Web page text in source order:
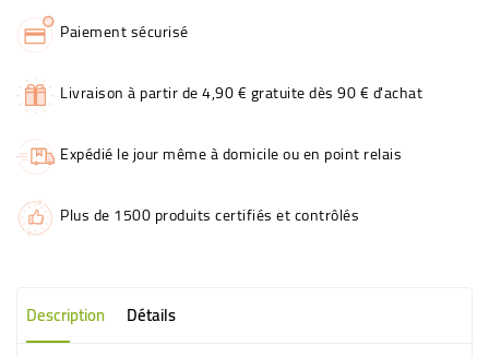
Paiement sécurisé
Livraison à partir de 4,90 € gratuite dès 90 € d'achat
Expédié le jour même à domicile ou en point relais
Plus de 1500 produits certifiés et contrôlés
Description Détails